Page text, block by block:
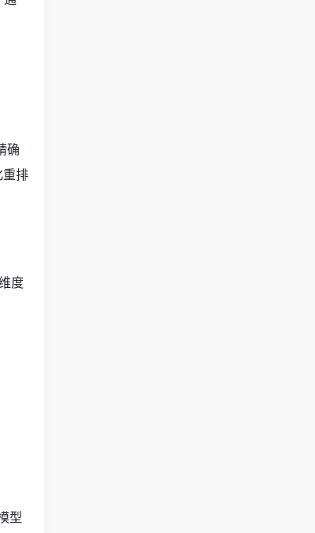
确
排
度
型